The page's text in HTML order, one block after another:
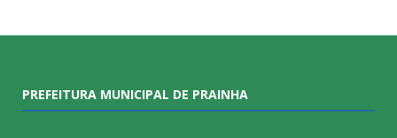
PREFEITURA MUNICIPAL DE PRAINHA